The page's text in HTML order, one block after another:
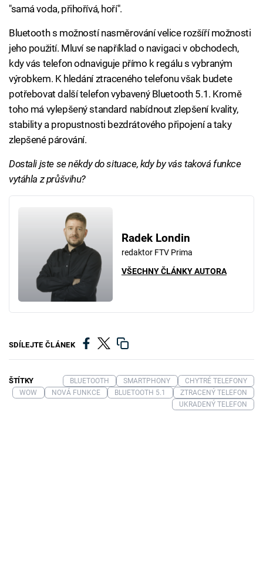
"samá voda, přihořívá, hoří".
Bluetooth s možností nasměrování velice rozšíří možnosti
jeho použití. Mluví se například o navigaci v obchodech,
kdy vás telefon odnaviguje přímo k regálu s vybraným
výrobkem. K hledání ztraceného telefonu však budete
potřebovat další telefon vybavený Bluetooth 5.1. Kromě
toho má vylepšený standard nabídnout zlepšení kvality,
stability a propustnosti bezdrátového připojení a taky
zlepšené párování.
Dostali jste se někdy do situace, kdy by vás taková funkce
vytáhla z průšvihu?
Radek Londin
redaktor FTV Prima
VŠECHNY ČLÁNKY AUTORA
SDÍLEJTE ČLÁNEK
ŠTÍTKY BLUETOOTH SMARTPHONY
CHYTRÉ TELEFONY
WOW
NOVÁ FUNKCE BLUETOOTH 5.1
ZTRACENÝ TELEFON
UKRADENÝ TELEFON